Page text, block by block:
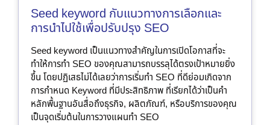
Seed keyword กับแนวทางการเลือกและ
การนำไปใช้เพื่อปรับปรุง SEO
Seed keyword เป็นแนวทางสำคัญในการเปิดโอกาสที่จะ
ทำให้การทำ SEO ของคุณสามารถบรรลุได้ตรงเป้าหมายยิ่ง
ขึ้น โดยปฏิเสธไม่ได้เลยว่าการเริ่มทำ SEO ที่ดีย่อมเกิดจาก
การกำหนด Keyword ที่มีประสิทธิภาพ ที่เรียกได้ว่าเป็นคำ
หลักพื้นฐานอันสื่อถึงธุรกิจ, ผลิตภัณฑ์, หรือบริการของคุณ
เป็นจุดเริ่มต้นในการวางแผนทำ SEO